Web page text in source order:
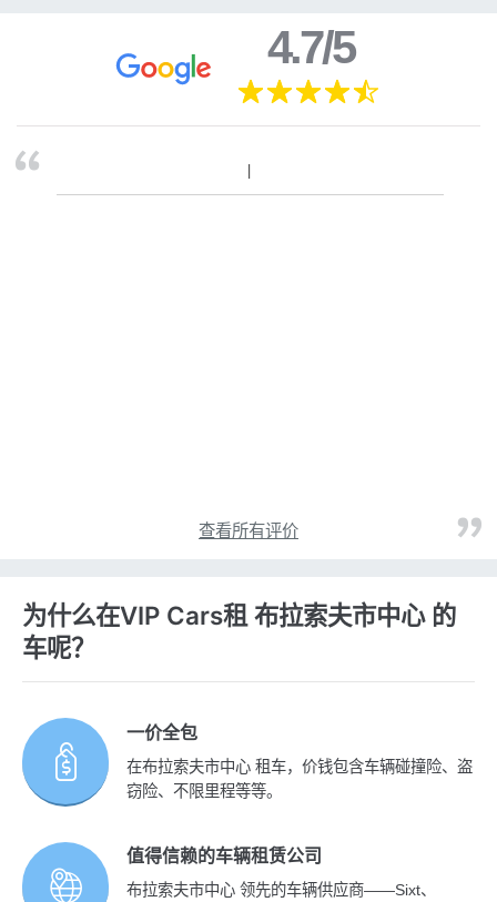
4.7/5
查看所有评价
为什么在VIP Cars租 布拉索夫市中心 的
车呢？
一价全包
在布拉索夫市中心 租车，价钱包含车辆碰撞险、盗
窃险、不限里程等等。
值得信赖的车辆租赁公司
布拉索夫市中心 领先的车辆供应商——Sixt、